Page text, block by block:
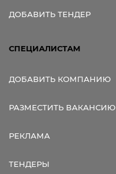
ДОБАВИТЬ ТЕНДЕР
СПЕЦИАЛИСТАМ
ДОБАВИТЬ КОМПАНИЮ
РАЗМЕСТИТЬ ВАКАНСИЮ
РЕКЛАМА
ТЕНДЕРЫ